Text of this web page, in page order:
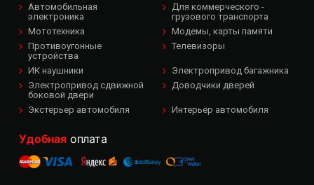
Автомобильная
электроника
Для коммерческого -
грузового транспорта
Мототехника
Модемы, карты памяти
Противоугонные
устройства
Телевизоры
ИК наушники
Электропривод багажника
Электропривод сдвижной
боковой двери
Доводчики дверей
Экстерьер автомобиля Интерьер автомобиля
Удобнаяоплата